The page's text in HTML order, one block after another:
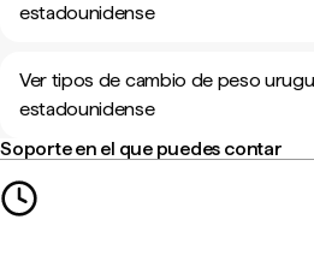
estadounidense
Ver tipos de cambio de peso
estadounidense
Soporte en el que puedes contar